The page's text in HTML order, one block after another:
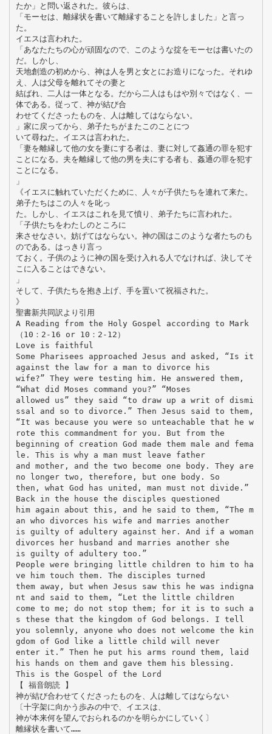
たか」と問い返された。彼らは、
「モーセは、離縁状を書いて離縁することを許しました」と言っ
た。
イエスは言われた。
「あなたたちの心が頑固なので、このような掟をモーセは書いたの
だ。しかし、
天地創造の初めから、神は人を男と女とにお造りになった。それゆ
え、人は父母を離れてその妻と
結ばれ、二人は一体となる。だから二人はもはや別々ではなく、一
体である。従って、神が結び合
わせてくださったものを、人は離してはならない。
」家に戻ってから、弟子たちがまたこのことにつ
いて尋ねた。イエスは言われた。
「妻を離縁して他の女を妻にする者は、妻に対して姦通の罪を犯す
ことになる。夫を離縁して他の男を夫にする者も、姦通の罪を犯す
ことになる。
」
《イエスに触れていただくために、人々が子供たちを連れて来た。
弟子たちはこの人々を叱っ
た。しかし、イエスはこれを見て憤り、弟子たちに言われた。
「子供たちをわたしのところに
来させなさい。妨げてはならない。神の国はこのような者たちのも
のである。はっきり言っ
ておく。子供のように神の国を受け入れる人でなければ、決してそ
こに入ることはできない。
」
そして、子供たちを抱き上げ、手を置いて祝福された。
》
聖書新共同訳より引用
A Reading from the Holy Gospel according to Mark
（10：2‐16 or 10：2‐12）
Love is faithful
Some Pharisees approached Jesus and asked, “Is it
against the law for a man to divorce his
wife?” They were testing him. He answered them,
“What did Moses command you?” “Moses
allowed us” they said “to draw up a writ of dismi
ssal and so to divorce.” Then Jesus said to them,
“It was because you were so unteachable that he w
rote this commandment for you. But from the
beginning of creation God made them male and fema
le. This is why a man must leave father
and mother, and the two become one body. They are
no longer two, therefore, but one body. So
then, what God has united, man must not divide.”
Back in the house the disciples questioned
him again about this, and he said to them, “The m
an who divorces his wife and marries another
is guilty of adultery against her. And if a woman
divorces her husband and marries another she
is guilty of adultery too.”
People were bringing little children to him to ha
ve him touch them. The disciples turned
them away, but when Jesus saw this he was indigna
nt and said to them, “Let the little children
come to me; do not stop them; for it is to such a
s these that the kingdom of God belongs. I tell
you solemnly, anyone who does not welcome the kin
gdom of God like a little child will never
enter it.” Then he put his arms round them, laid
his hands on them and gave them his blessing.
This is the Gospel of the Lord
【 福音朗読 】
神が結び合わせてくださったものを、人は離してはならない
〔十字架に向かう歩みの中で、イエスは、
神が本来何を望んでおられるのかを明らかにしていく〕
離縁状を書いて……